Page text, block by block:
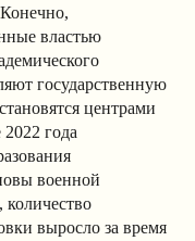
властью
государственную
центрами
года
военной
выросло за время